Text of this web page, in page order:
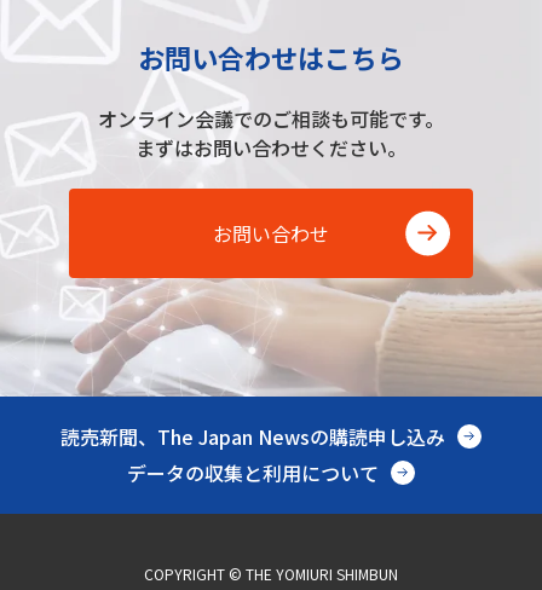
お問い合わせはこちら
オンライン会議でのご相談も可能です。
まずはお問い合わせください。
お問い合わせ
読売新聞、The Japan Newsの購読申し込み
データの収集と利用について
COPYRIGHT © THE YOMIURI SHIMBUN